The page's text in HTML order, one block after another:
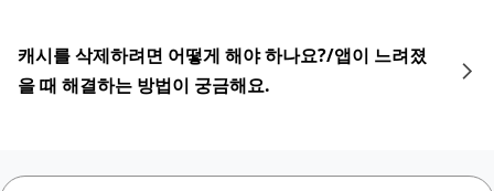
캐시를 삭제하려면 어떻게 해야 하나요?/앱이 느려졌
을 때 해결하는 방법이 궁금해요.